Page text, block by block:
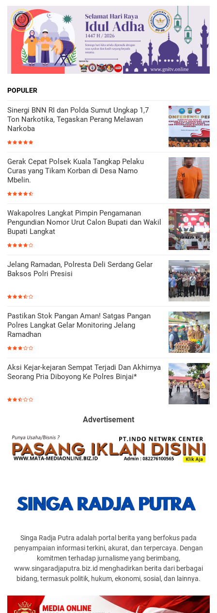
POPULER
Sinergi BNN RI dan Polda Sumut Ungkap 1,7
Ton Narkotika, Tegaskan Perang Melawan
Narkoba
Gerak Cepat Polsek Kuala Tangkap Pelaku
Curas yang Tikam Korban di Desa Namo
Mbelin.
Wakapolres Langkat Pimpin Pengamanan
Pengundian Nomor Urut Calon Bupati dan Wakil
Bupati Langkat
Jelang Ramadan, Polresta Deli Serdang Gelar
Baksos Polri Presisi
Pastikan Stok Pangan Aman! Satgas Pangan
Polres Langkat Gelar Monitoring Jelang
Ramadhan
Aksi Kejar-kejaran Sempat Terjadi Dan Akhirnya
Seorang Pria Diboyong Ke Polres Binjai*
Advertisement
Singa Radja Putra adalah portal berita yang berfokus pada
penyampaian informasi terkini, akurat, dan terpercaya. Dengan
komitmen terhadap jurnalisme yang berimbang,
www.singaradjaputra.biz.id menghadirkan berita dari berbagai
bidang, termasuk politik, hukum, ekonomi, sosial, dan lainnya.